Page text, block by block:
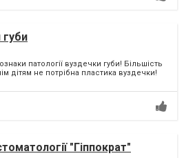
губи
патології вуздечки губи! Більшість
дітям не потрібна пластика вуздечки!
"Гіппократ"